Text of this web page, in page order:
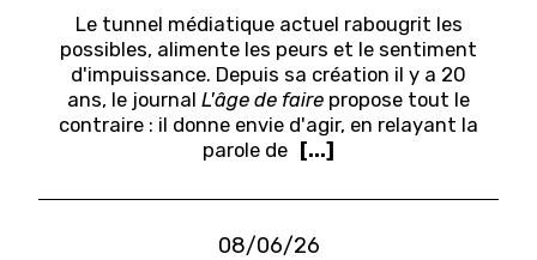
Le tunnel médiatique actuel rabougrit les
possibles, alimente les peurs et le sentiment
d'impuissance. Depuis sa création il y a 20
ans, le journal L'âge de faire propose tout le
contraire : il donne envie d'agir, en relayant la
parole de
[...]
08/06/26